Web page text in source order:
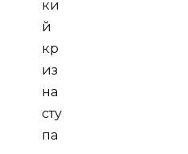
ки
й
кр
из
на
сту
па